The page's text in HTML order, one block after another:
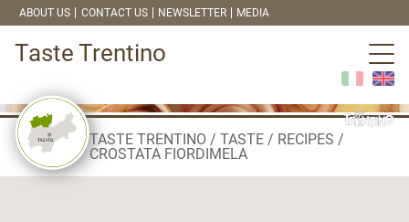
ABOUT US CONTACT US NEWSLETTER MEDIA
Taste Trentino
TASTE TRENTINO TASTE
RECIPES
CROSTATA FIORDIMELA